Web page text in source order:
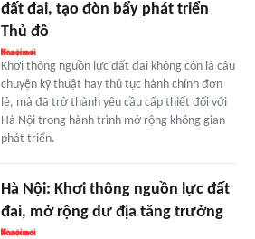
đất đai, tạo đòn bẩy phát triển
Thủ đô
Khơi thông nguồn lực đất đai không còn là câu
chuyện kỹ thuật hay thủ tục hành chính đơn
lẻ, mà đã trở thành yêu cầu cấp thiết đối với
Hà Nội trong hành trình mở rộng không gian
phát triển.
Hà Nội: Khơi thông nguồn lực đất
đai, mở rộng dư địa tăng trưởng